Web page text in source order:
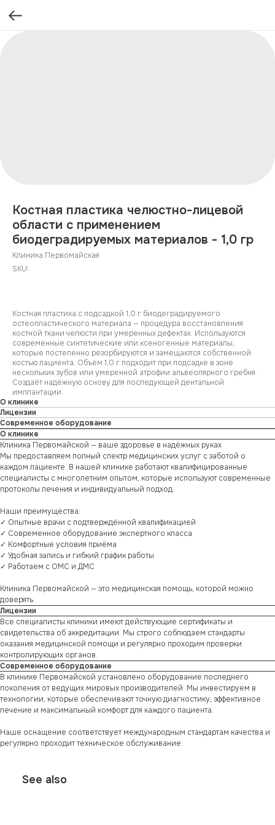
Костная пластика челюстно-лицевой
области с применением
биодеградируемых материалов - 1,0 гр
Клиника Первомайская
SKU:
Костная пластика с подсадкой 1,0 г биодеградируемого
остеопластического материала — процедура восстановления
костной ткани челюсти при умеренных дефектах. Используются
современные синтетические или ксеногенные материалы,
которые постепенно резорбируются и замещаются собственной
костью пациента. Объём 1,0 г подходит при подсадке в зоне
нескольких зубов или умеренной атрофии альвеолярного гребня.
Создаёт надёжную основу для последующей дентальной
имплантации.
О клинике
Лицензии
Современное оборудование
О клинике
Клиника Первомайской — ваше здоровье в надёжных руках
Мы предоставляем полный спектр медицинских услуг с заботой о
каждом пациенте. В нашей клинике работают квалифицированные
специалисты с многолетним опытом, которые используют современные
протоколы лечения и индивидуальный подход.
Наши преимущества:
✓ Опытные врачи с подтверждённой квалификацией
✓ Современное оборудование экспертного класса
✓ Комфортные условия приёма
✓ Удобная запись и гибкий график работы
✓ Работаем с ОМС и ДМС
Клиника Первомайской — это медицинская помощь, которой можно
доверять.
Лицензии
Все специалисты клиники имеют действующие сертификаты и
свидетельства об аккредитации. Мы строго соблюдаем стандарты
оказания медицинской помощи и регулярно проходим проверки
контролирующих органов.
Современное оборудование
В клинике Первомайской установлено оборудование последнего
поколения от ведущих мировых производителей. Мы инвестируем в
технологии, которые обеспечивают точную диагностику, эффективное
лечение и максимальный комфорт для каждого пациента.
Наше оснащение соответствует международным стандартам качества и
регулярно проходит техническое обслуживание.
See also